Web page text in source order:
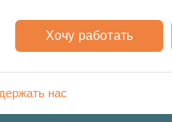
Хочу работать
нас